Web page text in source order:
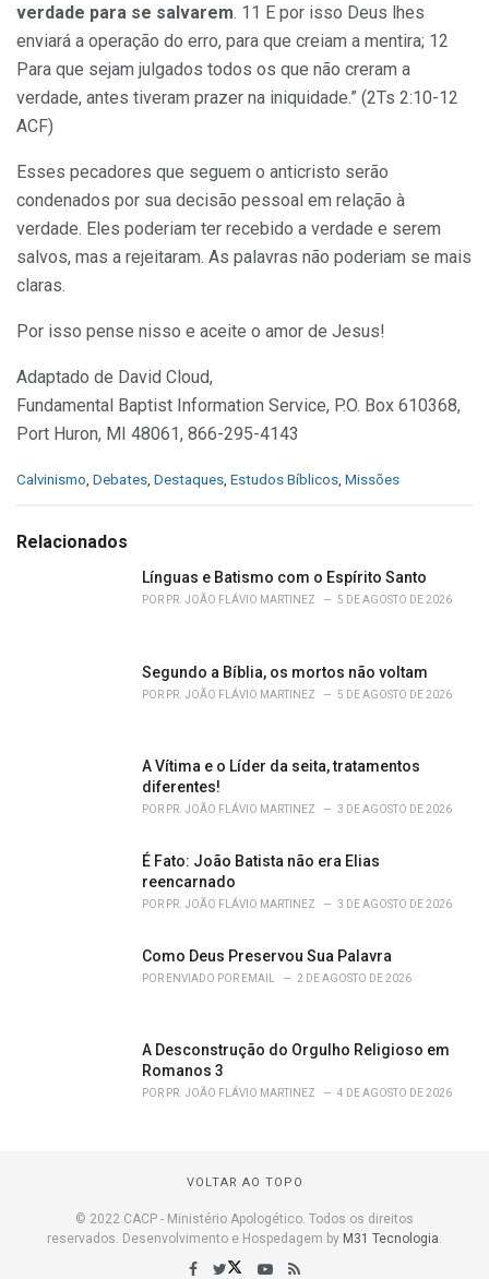
verdade para se salvarem. 11 E por isso Deus lhes
enviará a operação do erro, para que creiam a mentira; 12
Para que sejam julgados todos os que não creram a
verdade, antes tiveram prazer na iniquidade.” (2Ts 2:10-12
ACF)
Esses pecadores que seguem o anticristo serão
condenados por sua decisão pessoal em relação à
verdade. Eles poderiam ter recebido a verdade e serem
salvos, mas a rejeitaram. As palavras não poderiam se mais
claras.
Por isso pense nisso e aceite o amor de Jesus!
Adaptado de David Cloud,
Fundamental Baptist Information Service, P.O. Box 610368,
Port Huron, MI 48061, 866-295-4143
C
e
Calvinismo Debates Destaques Estudos Bíblicos Missões
Relacionados
Línguas e Batismo com o Espírito Santo
POR PR. JOÃO FLÁVIO MARTINEZ 5 DE AGOSTO DE 2026
Segundo a Bíblia, os mortos não voltam
POR PR. JOÃO FLÁVIO MARTINEZ 5 DE AGOSTO DE 2026
A Vítima e o Líder da seita, tratamentos
diferentes!
POR PR. JOÃO FLÁVIO MARTINEZ 3 DE AGOSTO DE 2026
É Fato: João Batista não era Elias
reencarnado
POR PR. JOÃO FLÁVIO MARTINEZ 3 DE AGOSTO DE 2026
Como Deus Preservou Sua Palavra
POR ENVIADO POR EMAIL 2 DE AGOSTO DE 2026
A Desconstrução do Orgulho Religioso em
Romanos 3
POR PR. JOÃO FLÁVIO MARTINEZ 4 DE AGOSTO DE 2026
VOLTAR AO TOPO
© 2022 CACP - Ministério Apologético. Todos os direitos
reservados. Desenvolvimento e Hospedagem by M31 Tecnologia.